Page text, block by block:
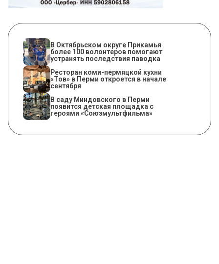
В Октябрьском округе Прикамья
более 100 волонтеров помогают
устранять последствия паводка
Ресторан коми-пермяцкой кухни
«Тов» в Перми откроется в начале
сентября
В саду Миндовского в Перми
появится детская площадка с
героями «Союзмультфильма»